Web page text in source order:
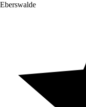
Eberswalde